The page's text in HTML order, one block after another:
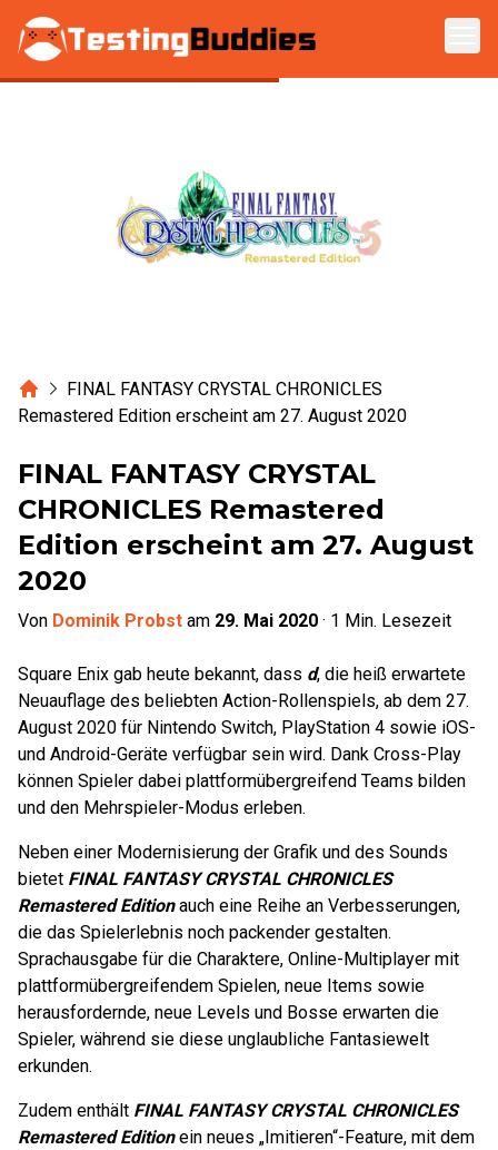
Zum Hauptinhalt springen
HomeFINAL FANTASY CRYSTAL CHRONICLES
Remastered Edition erscheint am 27. August 2020
FINAL FANTASY CRYSTAL
CHRONICLES Remastered
Edition erscheint am 27. August
2020
Von Dominik Probst am 29. Mai 2020 · 1 Min. Lesezeit
Square Enix gab heute bekannt, dass d, die heiß erwartete
Neuauflage des beliebten Action-Rollenspiels, ab dem 27.
August 2020 für Nintendo Switch, PlayStation 4 sowie iOS-
und Android-Geräte verfügbar sein wird. Dank Cross-Play
können Spieler dabei plattformübergreifend Teams bilden
und den Mehrspieler-Modus erleben.
Neben einer Modernisierung der Grafik und des Sounds
bietet FINAL FANTASY CRYSTAL CHRONICLES
Remastered Editionauch eine Reihe an Verbesserungen,
die das Spielerlebnis noch packender gestalten.
Sprachausgabe für die Charaktere, Online-Multiplayer mit
plattformübergreifendem Spielen, neue Items sowie
herausfordernde, neue Levels und Bosse erwarten die
Spieler, während sie diese unglaubliche Fantasiewelt
erkunden.
Zudem enthält FINAL FANTASY CRYSTAL CHRONICLES
Remastered Editionein neues „Imitieren“-Feature, mit dem